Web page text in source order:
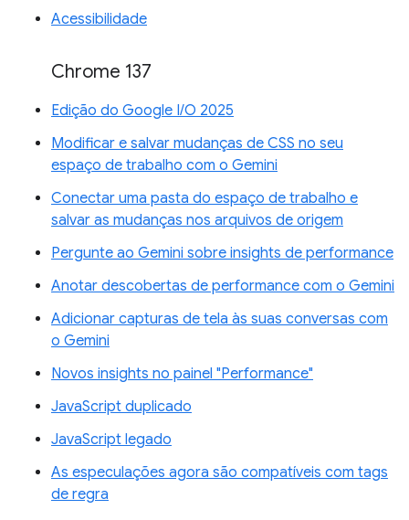
Acessibilidade
Chrome 137
Edição do Google I/O 2025
Modificar e salvar mudanças de CSS no seu
espaço de trabalho com o Gemini
Conectar uma pasta do espaço de trabalho e
salvar as mudanças nos arquivos de origem
Pergunte ao Gemini sobre insights de performance
Anotar descobertas de performance com o Gemini
Adicionar capturas de tela às suas conversas com
o Gemini
Novos insights no painel "Performance"
JavaScript duplicado
JavaScript legado
As especulações agora são compatíveis com tags
de regra